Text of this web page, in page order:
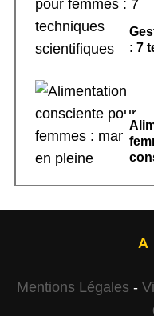
: 7
A
Mentions Légales -